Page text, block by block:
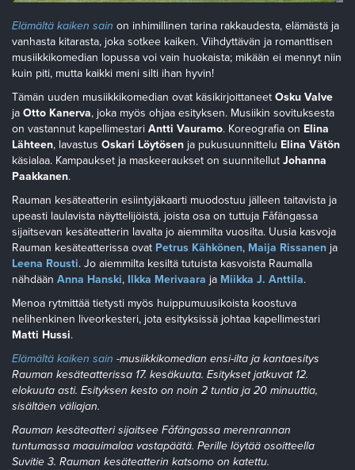
Elämältä kaiken sain on inhimillinen tarina rakkaudesta, elämästä ja
vanhasta kitarasta, joka sotkee kaiken. Viihdyttävän ja romanttisen
musiikkikomedian lopussa voi vain huokaista; mikään ei mennyt niin
kuin piti, mutta kaikki meni silti ihan hyvin!
Tämän uuden musiikkikomedian ovat käsikirjoittaneet Osku Valve
ja Otto Kanerva, joka myös ohjaa esityksen. Musiikin sovituksesta
on vastannut kapellimestari Antti Vauramo. Koreografia on Elina
Lähteen, lavastus Oskari Löytösen ja pukusuunnittelu Elina Vätön
käsialaa. Kampaukset ja maskeeraukset on suunnitellut Johanna
Paakkanen.
Rauman kesäteatterin esiintyjäkaarti muodostuu jälleen taitavista ja
upeasti laulavista näyttelijöistä, joista osa on tuttuja Fåfängassa
sijaitsevan kesäteatterin lavalta jo aiemmilta vuosilta. Uusia kasvoja
Rauman kesäteatterissa ovat Petrus Kähkönen, Maija Rissanen ja
Leena Rousti. Jo aiemmilta kesiltä tutuista kasvoista Raumalla
nähdään Anna Hanski, Ilkka Merivaara ja Miikka J. Anttila.
Menoa rytmittää tietysti myös huippumuusikoista koostuva
nelihenkinen liveorkesteri, jota esityksissä johtaa kapellimestari
Matti Hussi.
Elämältä kaiken sain -musiikkikomedian ensi-ilta ja kantaesitys
Rauman kesäteatterissa 17. kesäkuuta. Esitykset jatkuvat 12.
elokuuta asti. Esityksen kesto on noin 2 tuntia ja 20 minuuttia,
sisältäen väliajan.
Rauman kesäteatteri sijaitsee Fåfängassa merenrannan
tuntumassa maauimalaa vastapäätä. Perille löytää osoitteella
Suvitie 3. Rauman kesäteatterin katsomo on katettu.